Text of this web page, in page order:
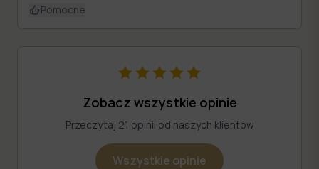
Pomocne
Zobacz wszystkie opinie
Przeczytaj 21 opinii od naszych klientów
Wszystkie opinie